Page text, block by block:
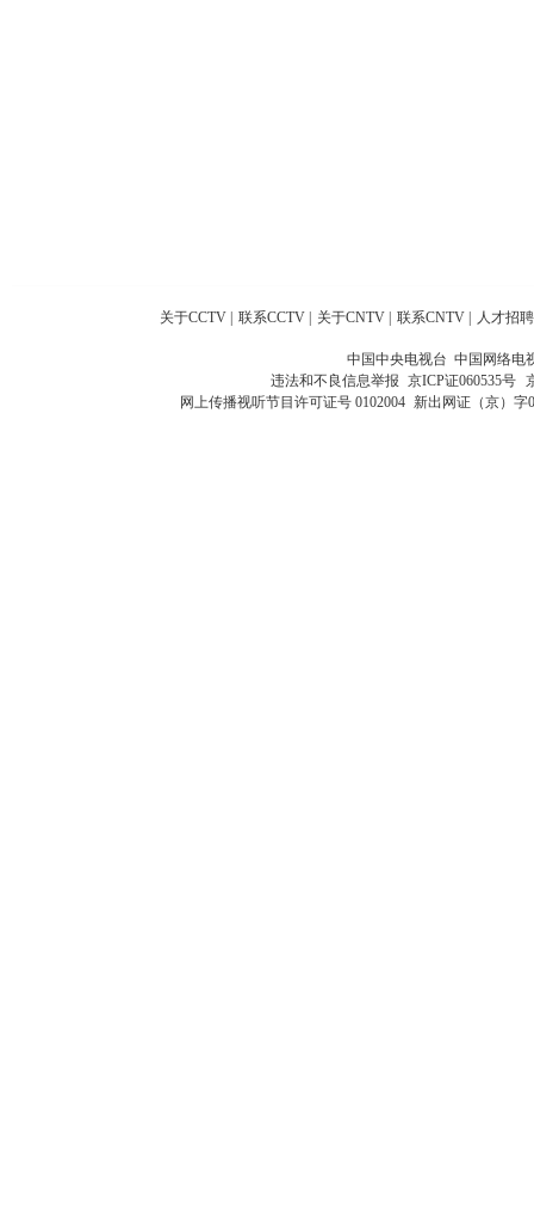
关于CCTV 联系CCTV 关于CNTV 联系CNTV 人才招聘
中国中央电视台 中国网络电
违法和不良信息举报 京ICP证060535号
网上传播视听节目许可证号 0102004 新出网证（京）